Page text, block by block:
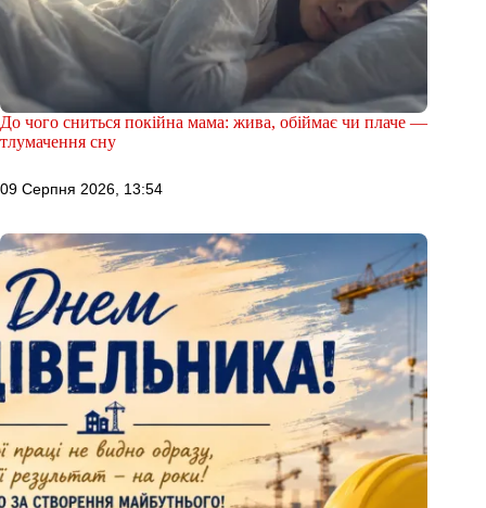
До чого сниться покійна мама: жива, обіймає чи плаче —
тлумачення сну
09 Серпня 2026, 13:54